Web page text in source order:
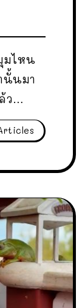
มไหน
นั้นมา
ว…